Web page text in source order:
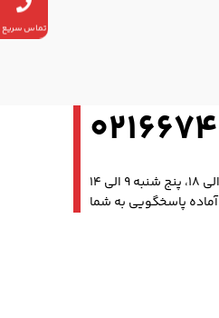
آماده پاسخگویی به شما
تماس سریع